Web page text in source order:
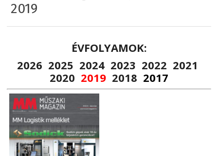
2019
ÉVFOLYAMOK:
2026 2025 2024 2023 2022 2021
2020 2019 2018 2017